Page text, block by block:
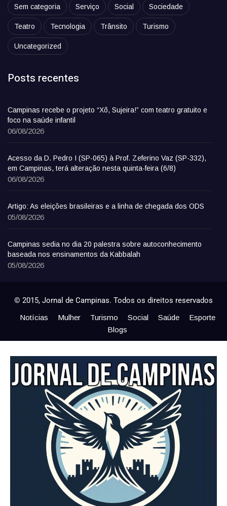
Sem categoria Serviço Social Sociedade
Teatro Tecnologia Trânsito Turismo
Uncategorized
Posts recentes
Campinas recebe o projeto “Xô, Sujeira!” com teatro gratuito e
foco na saúde infantil
06/08/2026
Acesso da D. Pedro I (SP-065) à Prof. Zeferino Vaz (SP-332),
em Campinas, terá alteração nesta quinta-feira (6/8)
06/08/2026
Artigo: As eleições brasileiras e a linha de chegada dos ODS
05/08/2026
Campinas sedia no dia 20 palestra sobre autoconhecimento
baseada nos ensinamentos da Kabbalah
05/08/2026
© 2015, Jornal de Campinas. Todos os direitos reservados
Notícias Mulher Turismo Social Saúde
Esporte
Blogs